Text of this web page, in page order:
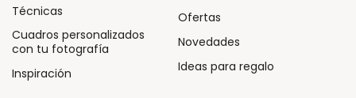
Técnicas
Cuadros personalizados
con tu fotografía
Inspiración
Ofertas
Novedades
Ideas para regalo